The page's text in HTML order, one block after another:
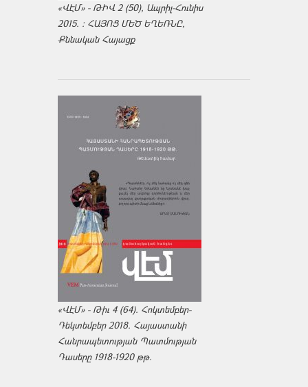
«ՎԷՄ» - ԹԻՎ 2 (50), Ապրիլ-Հունիս
2015. : ՀԱՅՈՑ ՄԵԾ ԵՂԵՌՆԸ,
Քննական Հայացք
«ՎԷՄ» - Թիւ 4 (64). Հոկտեմբեր-
Դեկտեմբեր 2018. Հայաստանի
Հանրապետության Պատմության
Դասերը 1918-1920 թթ.